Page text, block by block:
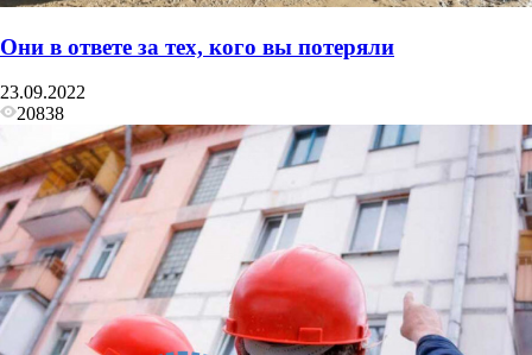
Они в ответе за тех, кого вы потеряли
23.09.2022
20838